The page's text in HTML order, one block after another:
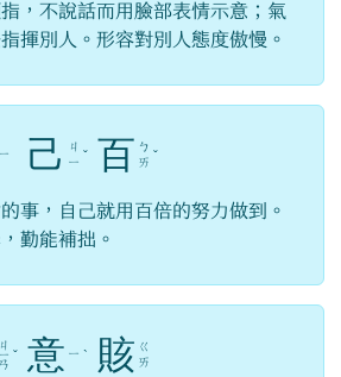
，不說話而用臉部表情示意；氣
揮別人。形容對別人態度傲慢。
ㄧ 己
ㄐ
ㄧ ˇ 百 ㄅ
ㄞ ˇ
事，自己就用百倍的努力做到。
勤能補拙。
ㄐ
ㄧ
ㄢ
ˇ 意 ㄧ ˋ 賅 ㄍ
ㄞ